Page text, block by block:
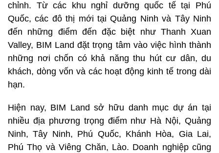
chỉnh. Từ các khu nghỉ dưỡng quốc tế tại Phú
Quốc, các đô thị mới tại Quảng Ninh và Tây Ninh
đến những điểm đến đặc biệt như Thanh Xuan
Valley, BIM Land đặt trọng tâm vào việc hình thành
những nơi chốn có khả năng thu hút cư dân, du
khách, dòng vốn và các hoạt động kinh tế trong dài
hạn.
Hiện nay, BIM Land sở hữu danh mục dự án tại
nhiều địa phương trọng điểm như Hà Nội, Quảng
Ninh, Tây Ninh, Phú Quốc, Khánh Hòa, Gia Lai,
Phú Thọ và Viêng Chăn, Lào. Doanh nghiệp cũng